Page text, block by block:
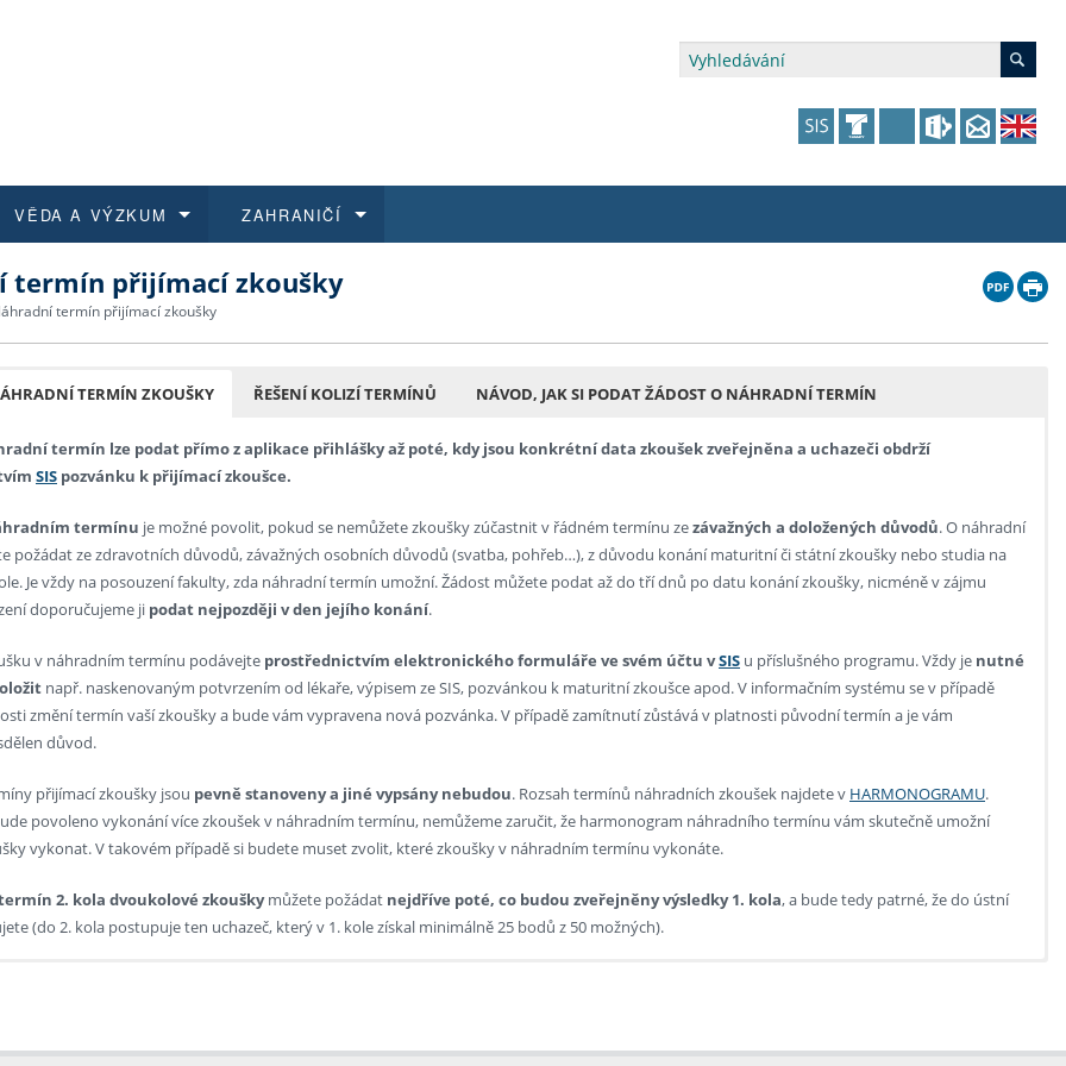
historie
další dokumenty
FF UK
Knihovna
E-shop fakulty
Vydavatelství FF UK
a jak se přihlásit
programy Programy s mikrocertifikátem
Univerzita třetího věku
a magisterské studium
Studující se specifickými potřebami
Podpora a benefity pro studující
VĚDA A VÝZKUM
na FF UK
kvalifikace Vědecké ceny a fondy
Publikace
ZAHRANIČÍ
a výběrová řízení
Mimofakultní financování výjezdů
East and Central European Studies
termín přijímací zkoušky
termín přijímací zkoušky
TERMÍN ZKOUŠKY ŘEŠENÍ KOLIZÍ TERMÍNŮ NÁVOD, JAK SI PODAT ŽÁDOST O NÁHRADNÍ TERMÍN
termín lze podat přímo z aplikace přihlášky až poté, kdy jsou konkrétní data zkoušek zveřejněna a uchazeči obdrží
SIS pozvánku k přijímací zkoušce.
termínu je možné povolit, pokud se nemůžete zkoušky zúčastnit v řádném termínu zezávažných a doložených důvodů. O náhradní
požádat ze zdravotních důvodů, závažných osobních důvodů (svatba, pohřeb…), z důvodu konání maturitní či státní zkoušky nebo studia na
Je vždy na posouzení fakulty, zda náhradní termín umožní. Žádost můžete podat až do tří dnů po datu konání zkoušky, nicméně v zájmu
doporučujeme ji podat nejpozději v den jejího konání.
v náhradním termínu podávejte prostřednictvím elektronického formuláře ve svém účtu vSIS u příslušného programu. Vždy je nutné
např. naskenovaným potvrzením od lékaře, výpisem ze SIS, pozvánkou k maturitní zkoušce apod. V informačním systému se v případě
změní termín vaší zkoušky a bude vám vypravena nová pozvánka. V případě zamítnutí zůstává v platnosti původní termín a je vám
důvod.
přijímací zkoušky jsou pevně stanoveny a jiné vypsány nebudou. Rozsah termínů náhradních zkoušek najdete v HARMONOGRAMU.
povoleno vykonání více zkoušek v náhradním termínu, nemůžeme zaručit, že harmonogram náhradního termínu vám skutečně umožní
vykonat. V takovém případě si budete muset zvolit, které zkoušky v náhradním termínu vykonáte.
2. kola dvoukolové zkouškymůžete požádat nejdříve poté, co budou zveřejněny výsledky 1. kola, a bude tedy patrné, že do ústní
(do 2. kola postupuje ten uchazeč, který v 1. kole získal minimálně 25 bodů z 50 možných).